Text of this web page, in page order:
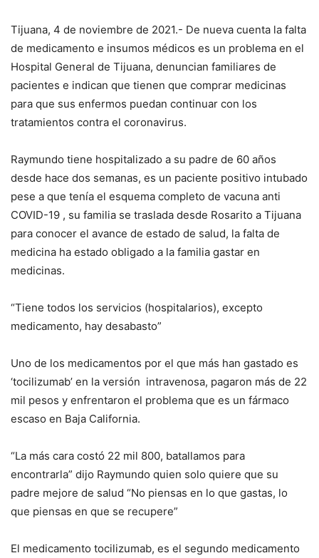
Tijuana, 4 de noviembre de 2021.- De nueva cuenta la falta
de medicamento e insumos médicos es un problema en el
Hospital General de Tijuana, denuncian familiares de
pacientes e indican que tienen que comprar medicinas
para que sus enfermos puedan continuar con los
tratamientos contra el coronavirus.
Raymundo tiene hospitalizado a su padre de 60 años
desde hace dos semanas, es un paciente positivo intubado
pese a que tenía el esquema completo de vacuna anti
COVID-19 , su familia se traslada desde Rosarito a Tijuana
para conocer el avance de estado de salud, la falta de
medicina ha estado obligado a la familia gastar en
medicinas.
“Tiene todos los servicios (hospitalarios), excepto
medicamento, hay desabasto”
Uno de los medicamentos por el que más han gastado es
‘tocilizumab’ en la versión intravenosa, pagaron más de 22
mil pesos y enfrentaron el problema que es un fármaco
escaso en Baja California.
“La más cara costó 22 mil 800, batallamos para
encontrarla” dijo Raymundo quien solo quiere que su
padre mejore de salud “No piensas en lo que gastas, lo
que piensas en que se recupere”
El medicamento tocilizumab, es el segundo medicamento